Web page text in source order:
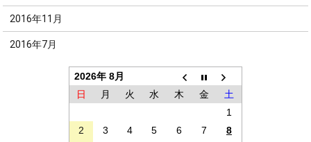
2016年11月
2016年7月
2026年 8月
日
月 火 水 木 金
土
1
2
3 4 5 6 7
8